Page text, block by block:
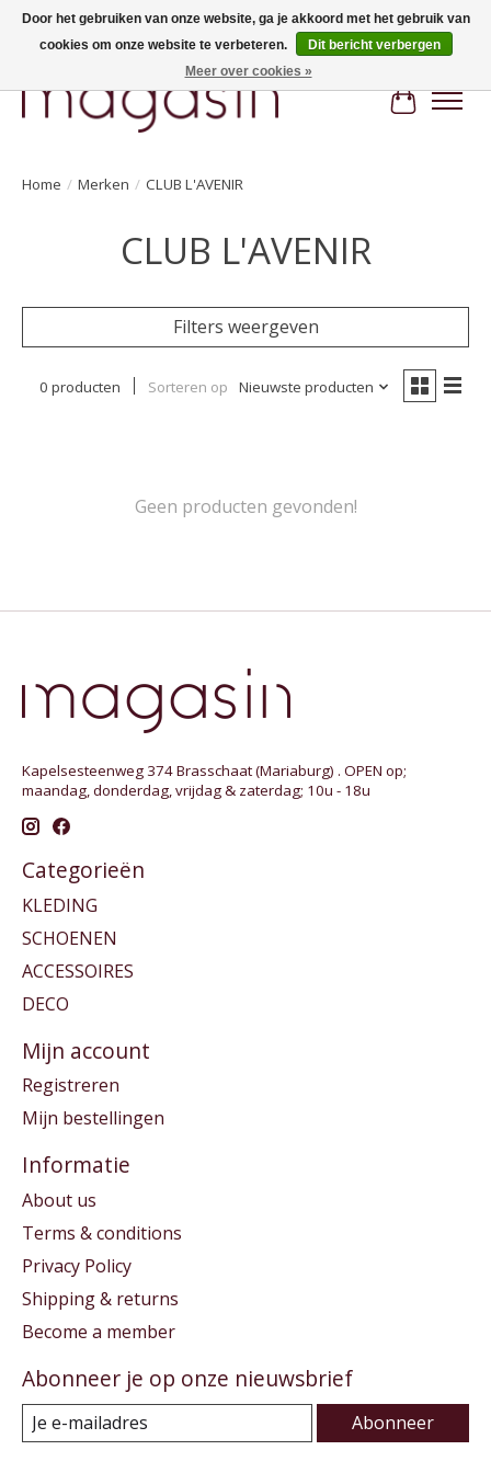
Hi, nice to meet you! Welcome to MAGASIN. Gratis verzending vanaf €100
Home / Merken / CLUB L'AVENIR
CLUB L'AVENIR
Filters weergeven
0 producten Sorteren op Nieuwste producten
Geen producten gevonden!
Kapelsesteenweg 374 Brasschaat (Mariaburg) . OPEN op;
maandag, donderdag, vrijdag & zaterdag; 10u - 18u
Categorieën
KLEDING
SCHOENEN
ACCESSOIRES
DECO
Mijn account
Registreren
Mijn bestellingen
Informatie
About us
Terms & conditions
Privacy Policy
Shipping & returns
Become a member
Abonneer je op onze nieuwsbrief
Abonneer
Door het gebruiken van onze website, ga je akkoord met het gebruik van
cookies om onze website te verbeteren.
Dit bericht verbergen
Meer over cookies »